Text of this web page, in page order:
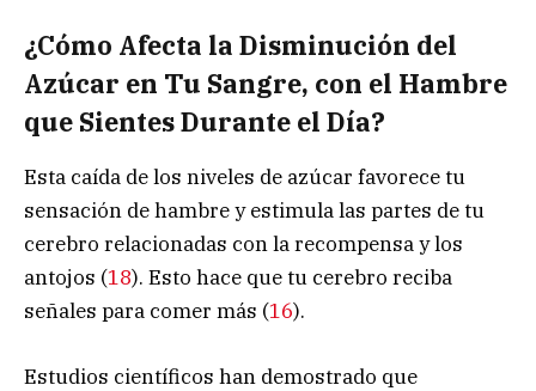
¿Cómo Afecta la Disminución del
Azúcar en Tu Sangre, con el Hambre
que Sientes Durante el Día?
Esta caída de los niveles de azúcar favorece tu
sensación de hambre y estimula las partes de tu
cerebro relacionadas con la recompensa y los
antojos (18). Esto hace que tu cerebro reciba
señales para comer más (16).
Estudios científicos han demostrado que